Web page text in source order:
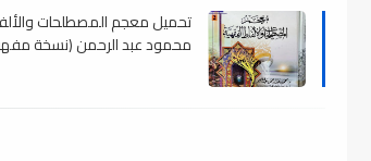
تحميل معجم المصطلحات
محمود عبد الرحمن (نسخة